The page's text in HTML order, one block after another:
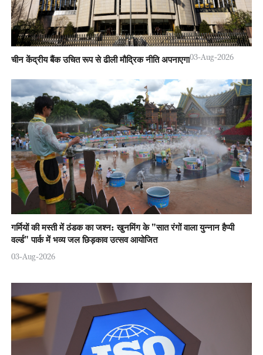
चीन केंद्रीय बैंक उचित रूप से ढीली मौद्रिक नीति अपनाएगा03-Aug-2026
गर्मियों की मस्ती में ठंडक का जश्न: खुनमिंग के "सात रंगों वाला युन्नान हैप्पी
वर्ल्ड" पार्क में भव्य जल छिड़काव उत्सव आयोजित
03-Aug-2026